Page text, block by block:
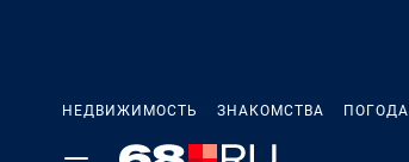
НЕДВИЖИМОСТЬ ЗНАКОМСТВА ПОГОДА